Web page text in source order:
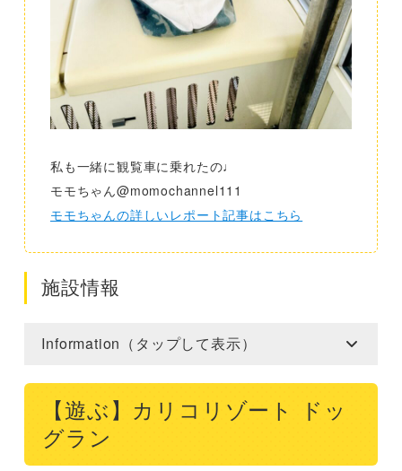
私も一緒に観覧車に乗れたの♩
モモちゃん@momochannel111
モモちゃんの詳しいレポート記事はこちら
施設情報
Information（タップして表示）
【遊ぶ】カリコリゾート ドッ
グラン